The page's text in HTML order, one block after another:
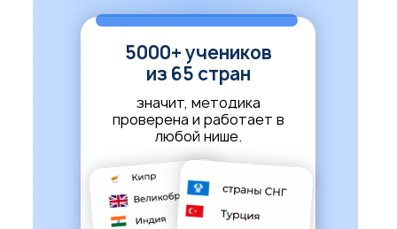
значит, методика
проверена и работает в
любой нише.
5000+ учеников
из 65 стран